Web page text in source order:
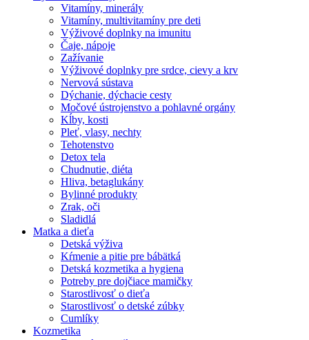
Vitamíny, minerály
Vitamíny, multivitamíny pre deti
Výživové doplnky na imunitu
Čaje, nápoje
Zažívanie
Výživové doplnky pre srdce, cievy a krv
Nervová sústava
Dýchanie, dýchacie cesty
Močové ústrojenstvo a pohlavné orgány
Kĺby, kosti
Pleť, vlasy, nechty
Tehotenstvo
Detox tela
Chudnutie, diéta
Hliva, betaglukány
Bylinné produkty
Zrak, oči
Sladidlá
Matka a dieťa
Detská výživa
Kŕmenie a pitie pre bábätká
Detská kozmetika a hygiena
Potreby pre dojčiace mamičky
Starostlivosť o dieťa
Starostlivosť o detské zúbky
Cumlíky
Kozmetika